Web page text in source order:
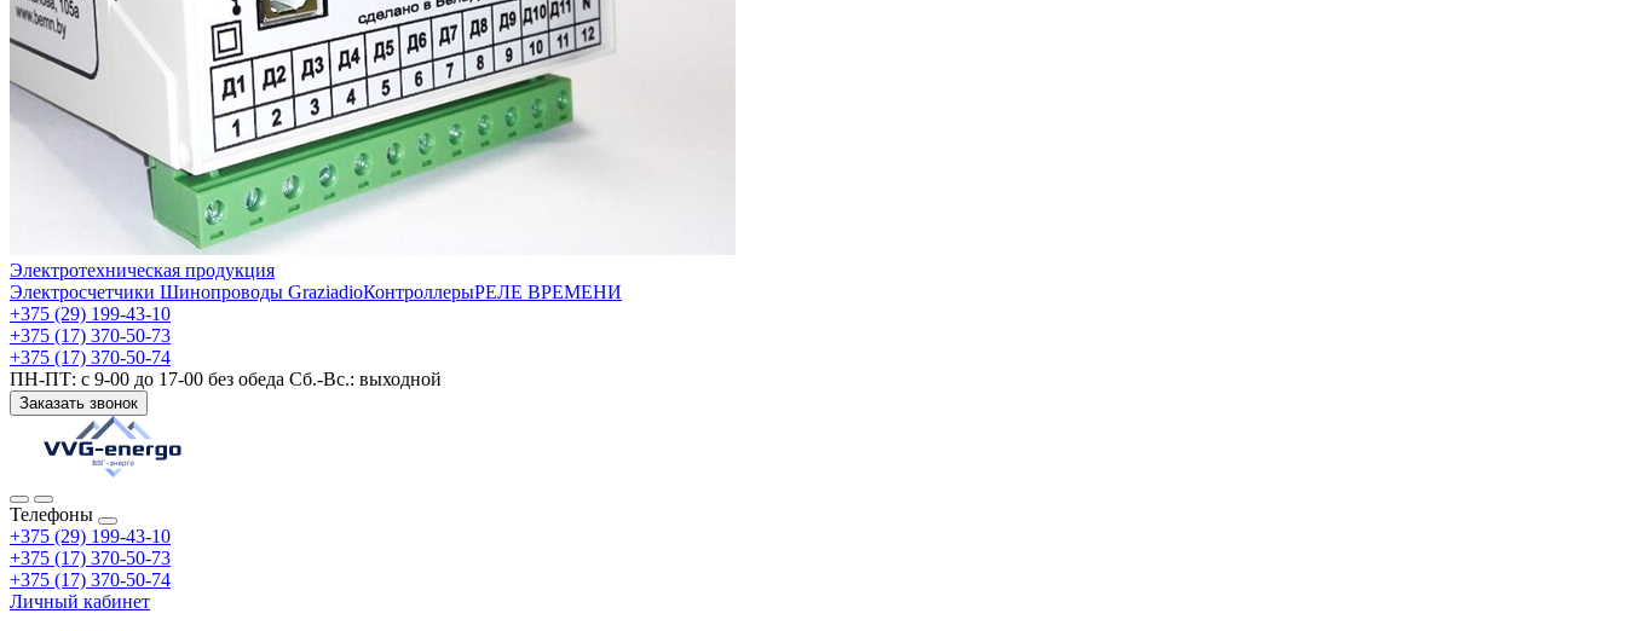
Электротехническая продукция
Электросчетчики Шинопроводы GraziadioКонтроллерыРЕЛЕ ВРЕМЕНИ
+375 (29) 199-43-10
+375 (17) 370-50-73
+375 (17) 370-50-74
ПН-ПТ: с 9-00 до 17-00 без обеда Сб.-Вс.: выходной
Заказать звонок
Телефоны
+375 (29) 199-43-10
+375 (17) 370-50-73
+375 (17) 370-50-74
Личный кабинет